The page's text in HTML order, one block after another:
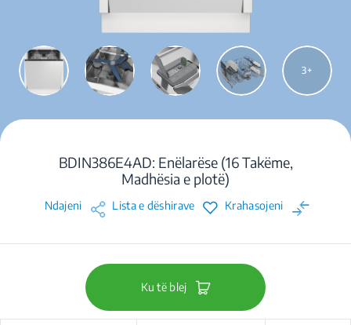
3
BDIN386E4AD: Enëlarëse (16 Takëme,
Madhësia e plotë)
Ndajeni Lista e dëshirave Krahasojeni
Ku të blej